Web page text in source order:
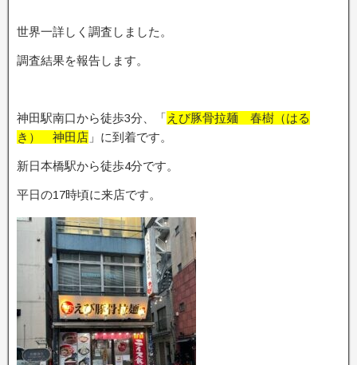
世界一詳しく調査しました。
調査結果を報告します。
神田駅南口から徒歩3分、「えび豚骨拉麺 春樹（はる
き） 神田店 」に到着です。
新日本橋駅から徒歩4分です。
平日の17時頃に来店です。